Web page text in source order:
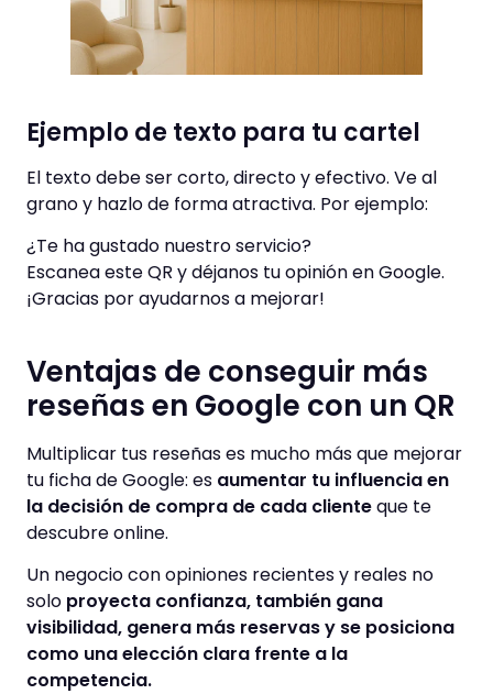
Ejemplo de texto para tu cartel
El texto debe ser corto, directo y efectivo. Ve al
grano y hazlo de forma atractiva. Por ejemplo:
¿Te ha gustado nuestro servicio?
Escanea este QR y déjanos tu opinión en Google.
¡Gracias por ayudarnos a mejorar!
Ventajas de conseguir más
reseñas en Google con un QR
Multiplicar tus reseñas es mucho más que mejorar
tu ficha de Google: es aumentar tu influencia en
la decisión de compra de cada clienteque te
descubre online.
Un negocio con opiniones recientes y reales no
solo proyecta confianza, también gana
visibilidad, genera más reservas y se posiciona
como una elección clara frente a la
competencia.